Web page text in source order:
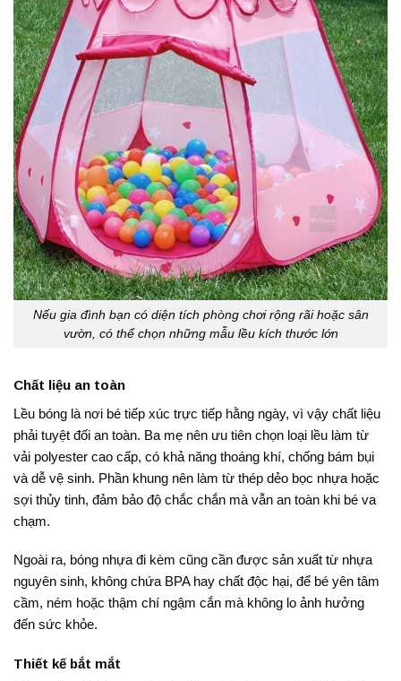
Nếu gia đình bạn có diện tích phòng chơi rộng rãi hoặc sân
vườn, có thể chọn những mẫu lều kích thước lớn
Chất liệu an toàn
Lều bóng là nơi bé tiếp xúc trực tiếp hằng ngày, vì vậy chất liệu
phải tuyệt đối an toàn. Ba mẹ nên ưu tiên chọn loại lều làm từ
vải polyester cao cấp, có khả năng thoáng khí, chống bám bụi
và dễ vệ sinh. Phần khung nên làm từ thép dẻo bọc nhựa hoặc
sợi thủy tinh, đảm bảo độ chắc chắn mà vẫn an toàn khi bé va
chạm.
Ngoài ra, bóng nhựa đi kèm cũng cần được sản xuất từ nhựa
nguyên sinh, không chứa BPA hay chất độc hại, để bé yên tâm
cầm, ném hoặc thậm chí ngậm cắn mà không lo ảnh hưởng
đến sức khỏe.
Thiết kế bắt mắt